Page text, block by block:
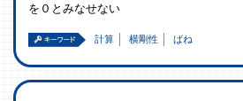
を０とみなせない
計算 横剛性 ばね